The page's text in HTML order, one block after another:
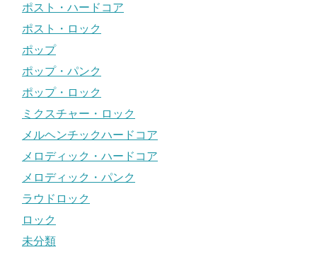
ポスト・ハードコア
ポスト・ロック
ポップ
ポップ・パンク
ポップ・ロック
ミクスチャー・ロック
メルヘンチックハードコア
メロディック・ハードコア
メロディック・パンク
ラウドロック
ロック
未分類